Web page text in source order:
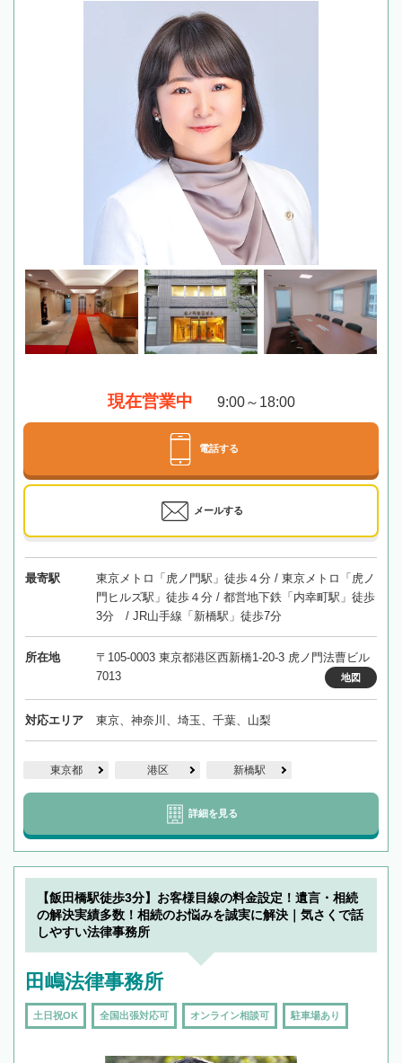
現在営業中 9:00～18:00
電話する
メールする
最寄駅
東京メトロ「虎ノ門駅」徒歩４分 / 東京メトロ「虎ノ
門ヒルズ駅」徒歩４分 / 都営地下鉄「内幸町駅」徒歩
3分 / JR山手線「新橋駅」徒歩7分
所在地
〒105-0003 東京都港区西新橋1-20-3 虎ノ門法曹ビル
7013
地図
対応エリア 東京、神奈川、埼玉、千葉、山梨
東京都 港区 新橋駅
詳細を見る
【飯田橋駅徒歩3分】お客様目線の料金設定！遺言・相続
の解決実績多数！相続のお悩みを誠実に解決｜気さくで話
しやすい法律事務所
田嶋法律事務所
土日祝OK 全国出張対応可 オンライン相談可 駐車場あり